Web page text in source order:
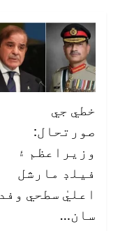
خطي جي
صورتحال:
وزيراعظم ۽
فيلڊ مارشل
اعليٰ سطحي وفد
سان…